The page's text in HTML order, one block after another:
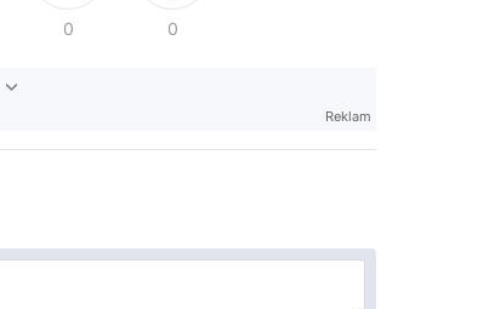
0 0
Reklam